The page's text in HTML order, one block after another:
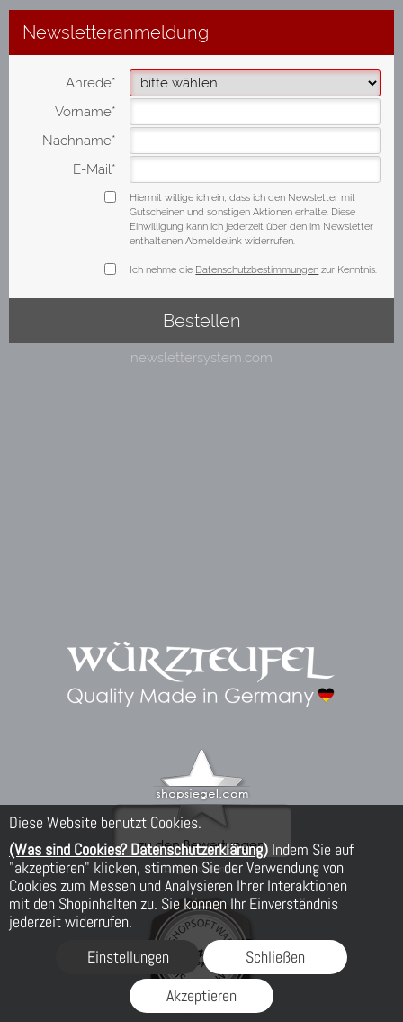
Diese Website benutzt Cookies.
(Was sind Cookies? Datenschutzerklärung) Indem Sie auf
"akzeptieren" klicken, stimmen Sie der Verwendung von
Cookies zum Messen und Analysieren Ihrer Interaktionen
mit den Shopinhalten zu. Sie können Ihr Einverständnis
jederzeit widerrufen.
Einstellungen
Schließen
Akzeptieren